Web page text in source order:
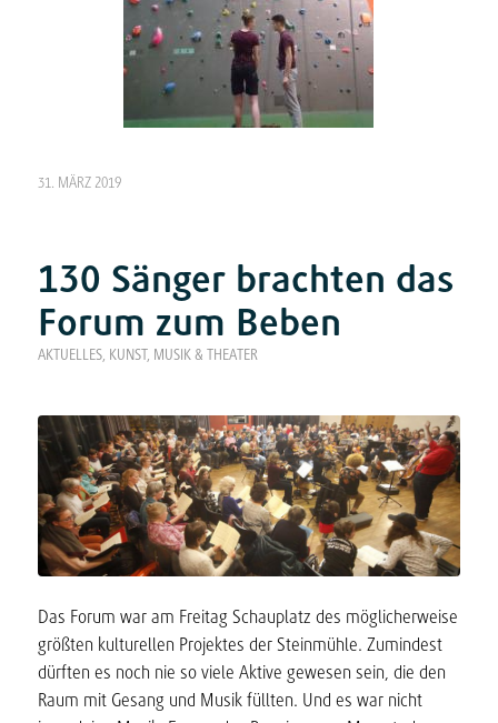
31. MÄRZ 2019
130 Sänger brachten das
Forum zum Beben
AKTUELLES, KUNST, MUSIK & THEATER
Das Forum war am Freitag Schauplatz des möglicherweise
größten kulturellen Projektes der Steinmühle. Zumindest
dürften es noch nie so viele Aktive gewesen sein, die den
Raum mit Gesang und Musik füllten. Und es war nicht